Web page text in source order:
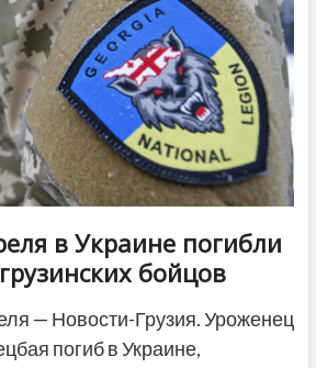
в Украине погибли
бойцов
— Новости-Грузия. Уроженец
погиб в Украине,